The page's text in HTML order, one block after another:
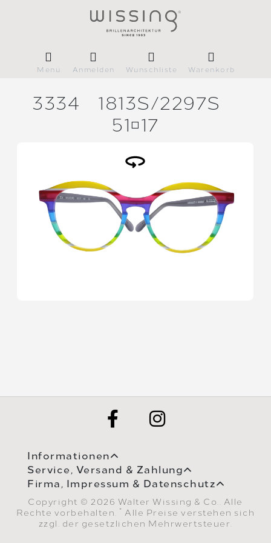
Menü Anmelden Wunschliste Warenkorb
3334 1813S/2297S
5117
Informationen
Service, Versand & Zahlung
Firma, Impressum & Datenschutz
Copyright © 2026 Walter Wissing & Co.. Alle
Rechte vorbehalten.
* Alle Preise verstehen sich
zzgl. der gesetzlichen Mehrwertsteuer.